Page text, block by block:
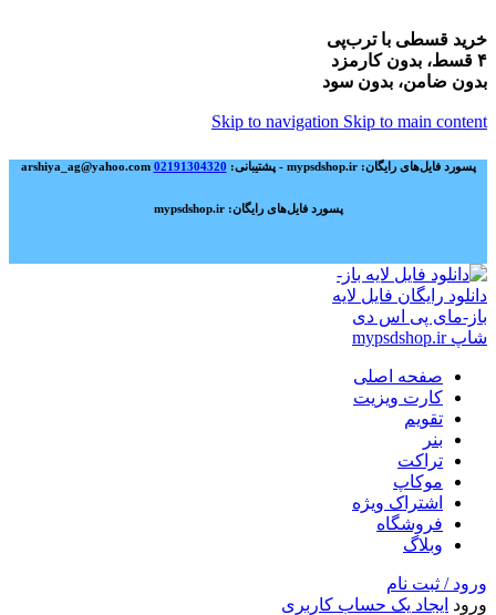
خرید قسطی با ترب‌پی
۴ قسط، بدون کارمزد
بدون ضامن، بدون سود
Skip to navigation Skip to main content
پسورد فایل‌های رایگان: mypsdshop.ir - پشتیبانی: arshiya_ag@yahoo.com 02191304320
پسورد فایل‌های رایگان: mypsdshop.ir
صفحه اصلی
کارت ویزیت
تقویم
بنر
تراکت
موکاپ
اشتراک ویژه
فروشگاه
وبلاگ
ورود / ثبت نام
ورود ایجاد یک حساب کاربری